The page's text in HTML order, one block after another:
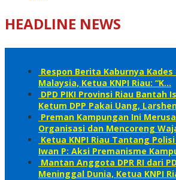
HEADLINE NEWS
Respon Berita Kaburnya
Malaysia, Ketua KNPI Riau: “K…
DPD PIKI Provinsi Riau Bantah
Ketum DPP Pakai Uang,
Preman Kampungan Ini
Organisasi dan Mencoreng
Ketua KNPI Riau Tantang
Iwan P: Aksi Premanisme
Mantan Anggota DPR RI dari
Meninggal Dunia, Ketua KNPI